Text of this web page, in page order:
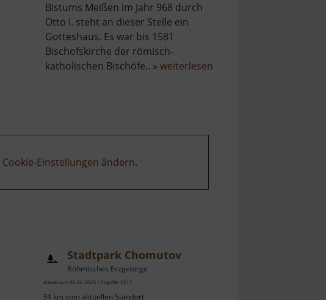
Bistums Meißen im Jahr 968 durch
Otto I. steht an dieser Stelle ein
Gotteshaus. Es war bis 1581
Bischofskirche der römisch-
katholischen Bischöfe.. » weiterlesenüber
Cookie-Einstellungen ändern.
Stadtpark Chomutov
Böhmisches Erzgebirge
aktuell vom 06.06.2025 / Zugriffe: 2517
34 km vom aktuellen Standort